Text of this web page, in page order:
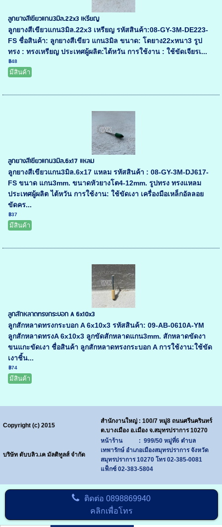
ลูกยางสีเขียวแกน3มิล.22x3 เหรียญ
ลูกยางสีเขียวแกน3มิล.22x3 เหรียญ รหัสสินค้า:08-GY-3M-DE223-
FS ชื่อสินค้า: ลูกยางสีเขียว แกน3มิล ขนาด: โตยาง22xหนา3 รูป
ทรง : ทรงเหรียญ ประเทศผู้ผลิต:ไต้หวัน การใช้งาน : ใช้ขัดเจียรเ...
฿48
มีสินค้า
ลูกยางสีเขียวแกน3มิล.6x17 แหลม
ลูกยางสีเขียวแกน3มิล.6x17 แหลม รหัสสินค้า : 08-GY-3M-DJ617-
FS ขนาด แกน3mm. ขนาดหัวยางโต4-12mm. รูปทรง ทรงแหลม
ประเทศผู้ผลิต ไต้หวัน การใช้งาน: ใช้ขัดเงา เครื่องมือเหล็กอัลลอย
ขัดคร...
฿37
มีสินค้า
ลูกสักหลาดทรงกระบอก A 6x10x3
ลูกสักหลาดทรงกระบอก A 6x10x3 รหัสสินค้า: 09-AB-0610A-YM
ลูกสักหลาดทรงA 6x10x3 ลูกขัดสักหลาดแกน3mm. สักหลาดขัดงา
ขนแกะขัดเงา ชื่อสินค้า ลูกสักหลาดทรงกระบอก A การใช้งาน:ใช้ขัด
เงาชิ้น...
฿74
มีสินค้า
Copyright (c) 2015
สำนักงานใหญ่ : 100/7 หมู่8 ถนนศรีนครินทร์
ต.บางเมือง อ.เมือง จ.สมุทรปราการ 10270
บริษัท ดับบลิว.เค มัลติทูลส์ จำกัด
หน้าร้าน : 999/50 หมู่ที่6 ตำบล
เทพารักษ์ อำเภอเมืองสมุทรปราการ จังหวัด
สมุทรปราการ 10270 โทร02-385-0081
แฟ็กซ์ 02-383-5804
ติดต่อ0898869940
คลิกเพื่อโทร